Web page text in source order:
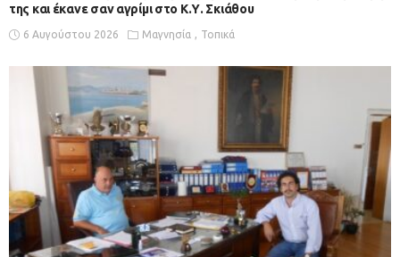
της και έκανε σαν αγρίμι στο Κ.Υ. Σκιάθου
6 Αυγούστου 2026 Μαγνησία Τοπικά